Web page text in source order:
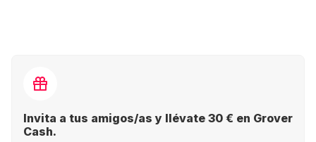
Invita a tus amigos/as y llévate 30 € en Grover
Cash.